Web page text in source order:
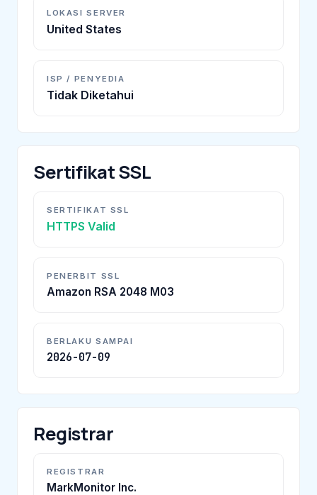
LOKASI SERVER
United States
ISP / PENYEDIA
Tidak Diketahui
Sertifikat SSL
SERTIFIKAT SSL
HTTPS Valid
PENERBIT SSL
Amazon RSA 2048 M03
BERLAKU SAMPAI
2026-07-09
Registrar
REGISTRAR
MarkMonitor Inc.